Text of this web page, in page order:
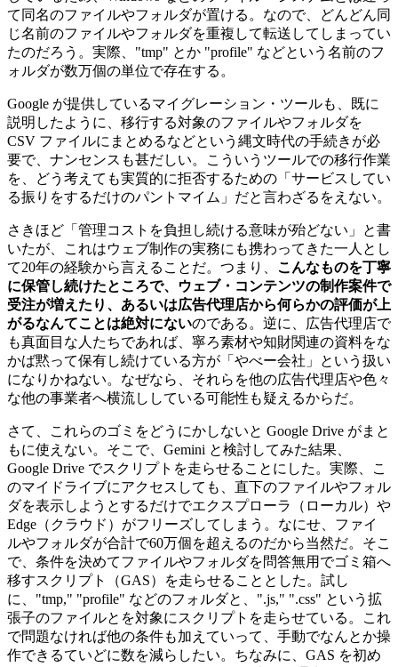
て同名のファイルやフォルダが置ける。なので、どんどん同
じ名前のファイルやフォルダを重複して転送してしまってい
たのだろう。実際、"tmp" とか "profile" などという名前のフ
ォルダが数万個の単位で存在する。
Google が提供しているマイグレーション・ツールも、既に
説明したように、移行する対象のファイルやフォルダを
CSV ファイルにまとめるなどという縄文時代の手続きが必
要で、ナンセンスも甚だしい。こういうツールでの移行作業
を、どう考えても実質的に拒否するための「サービスしてい
る振りをするだけのパントマイム」だと言わざるをえない。
さきほど「管理コストを負担し続ける意味が殆どない」と書
いたが、これはウェブ制作の実務にも携わってきた一人とし
て20年の経験から言えることだ。つまり、 こんなものを丁寧
に保管し続けたところで、ウェブ・コンテンツの制作案件で
受注が増えたり、あるいは広告代理店から何らかの評価が上
がるなんてことは絶対にないのである。逆に、広告代理店で
も真面目な人たちであれば、寧ろ素材や知財関連の資料をな
かば黙って保有し続けている方が「やべー会社」という扱い
になりかねない。なぜなら、それらを他の広告代理店や色々
な他の事業者へ横流ししている可能性も疑えるからだ。
さて、これらのゴミをどうにかしないと Google Drive がまと
もに使えない。そこで、Gemini と検討してみた結果、
Google Drive でスクリプトを走らせることにした。実際、こ
のマイドライブにアクセスしても、直下のファイルやフォル
ダを表示しようとするだけでエクスプローラ（ローカル）や
Edge（クラウド）がフリーズしてしまう。なにせ、ファイ
ルやフォルダが合計で60万個を超えるのだから当然だ。そこ
で、条件を決めてファイルやフォルダを問答無用でゴミ箱へ
移すスクリプト（GAS）を走らせることとした。試し
に、"tmp," "profile" などのフォルダと、".js," ".css" という拡
張子のファイルとを対象にスクリプトを走らせている。これ
で問題なければ他の条件も加えていって、手動でなんとか操
作できるていどに数を減らしたい。ちなみに、GAS を初め